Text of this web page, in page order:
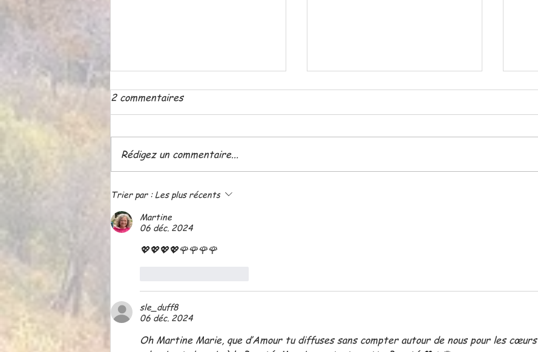
ATELIER LE 18 JUIN A 20
H 30
Permets....
2 commentaires
Rédigez un commentaire...
Trier par : Les plus récents
Martine
06 déc. 2024
💖💖💖💖🌹🌹🌹🌹
sle_duff8
06 déc. 2024
Oh Martine Marie, que d’Amour tu diffuses sans compter autour de nous pour les cœurs